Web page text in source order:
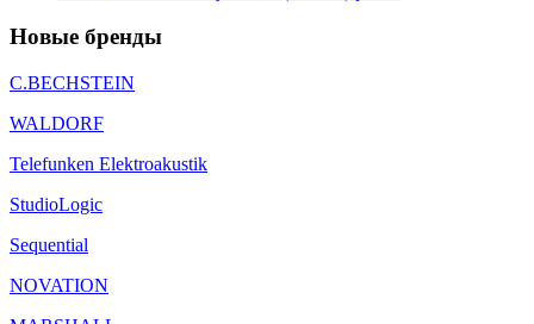
Новые бренды
C.BECHSTEIN
WALDORF
Telefunken Elektroakustik
StudioLogic
Sequential
NOVATION